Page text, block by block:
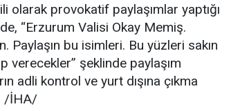
olarak provokatif paylaşımlar yaptığı
“Erzurum Valisi Okay Memiş.
Paylaşın bu isimleri. Bu yüzleri sakın
verecekler” şeklinde paylaşım
adli kontrol ve yurt dışına çıkma
/İHA/